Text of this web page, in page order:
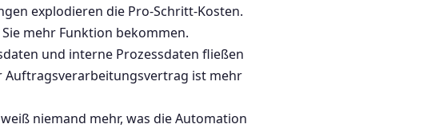
explodieren die Pro-Schritt-Kosten.
mehr Funktion bekommen.
und interne Prozessdaten fließen
Auftragsverarbeitungsvertrag ist mehr
niemand mehr, was die Automation